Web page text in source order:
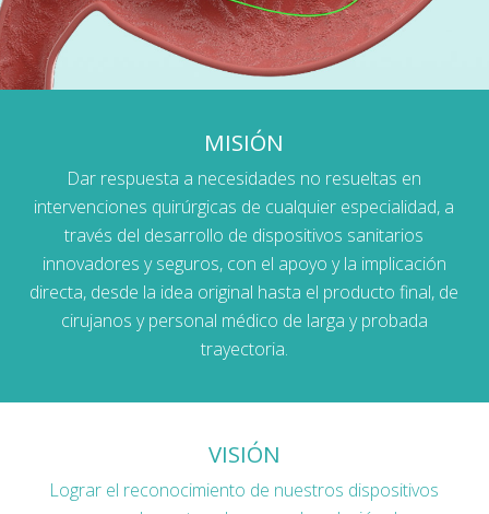
MISIÓN
Dar respuesta a necesidades no resueltas en
intervenciones quirúrgicas de cualquier especialidad, a
través del desarrollo de dispositivos sanitarios
innovadores y seguros, con el apoyo y la implicación
directa, desde la idea original hasta el producto final, de
cirujanos y personal médico de larga y probada
trayectoria.
VISIÓN
Lograr el reconocimiento de nuestros dispositivos